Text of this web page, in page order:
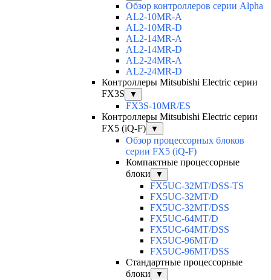
Обзор контроллеров серии Alpha
AL2-10MR-A
AL2-10MR-D
AL2-14MR-A
AL2-14MR-D
AL2-24MR-A
AL2-24MR-D
Контроллеры Mitsubishi Electric серии
FX3S
▼
FX3S-10MR/ES
Контроллеры Mitsubishi Electric серии
FX5 (iQ-F)
▼
Обзор процессорных блоков
серии FX5 (iQ-F)
Компактные процессорные
блоки
▼
FX5UC-32MT/DSS-TS
FX5UC-32MT/D
FX5UC-32MT/DSS
FX5UC-64MT/D
FX5UC-64MT/DSS
FX5UC-96MT/D
FX5UC-96MT/DSS
Стандартные процессорные
блоки
▼